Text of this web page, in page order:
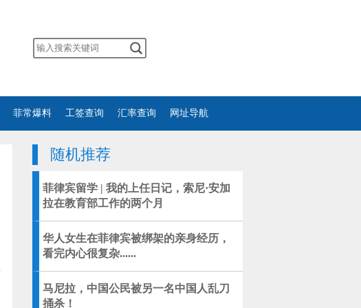
菲常爆料 工签查询 汇率查询 网址导航
随机推荐
菲律宾留学 | 我的上任日记，索尼·安加
拉在教育部工作的两个月
华人女生在菲律宾被绑架的亲身经历，
看完内心很复杂......
马尼拉，中国公民被另一名中国人乱刀
捅杀！